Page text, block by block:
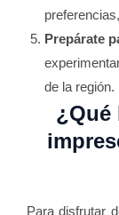
Prepárate
de la región.
¿Qué
Para disfrutar